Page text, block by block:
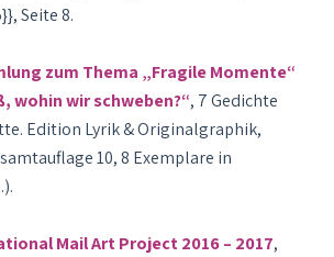
Seite 8.
zum Thema „Fragile Momente“
wohin wir schweben?“, 7 Gedichte
Edition Lyrik & Originalgraphik,
10, 8 Exemplare in
Mail Art Project 2016 – 2017,